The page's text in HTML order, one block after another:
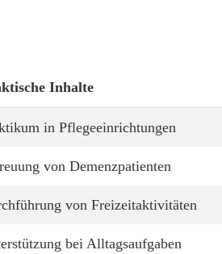
Inhalte
in Pflegeeinrichtungen
von Demenzpatienten
von Freizeitaktivitäten
bei Alltagsaufgaben